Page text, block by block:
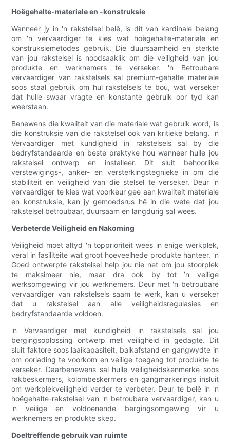
Hoëgehalte-materiale en -konstruksie
Wanneer jy in 'n rakstelsel belê, is dit van kardinale belang
om 'n vervaardiger te kies wat hoëgehalte-materiale en
konstruksiemetodes gebruik. Die duursaamheid en sterkte
van jou rakstelsel is noodsaaklik om die veiligheid van jou
produkte en werknemers te verseker. 'n Betroubare
vervaardiger van rakstelsels sal premium-gehalte materiale
soos staal gebruik om hul rakstelsels te bou, wat verseker
dat hulle swaar vragte en konstante gebruik oor tyd kan
weerstaan.
Benewens die kwaliteit van die materiale wat gebruik word, is
die konstruksie van die rakstelsel ook van kritieke belang. 'n
Vervaardiger met kundigheid in rakstelsels sal by die
bedryfstandaarde en beste praktyke hou wanneer hulle jou
rakstelsel ontwerp en installeer. Dit sluit behoorlike
verstewigings-, anker- en versterkingstegnieke in om die
stabiliteit en veiligheid van die stelsel te verseker. Deur 'n
vervaardiger te kies wat voorkeur gee aan kwaliteit materiale
en konstruksie, kan jy gemoedsrus hê in die wete dat jou
rakstelsel betroubaar, duursaam en langdurig sal wees.
Verbeterde Veiligheid en Nakoming
Veiligheid moet altyd 'n topprioriteit wees in enige werkplek,
veral in fasiliteite wat groot hoeveelhede produkte hanteer. ’n
Goed ontwerpte rakstelsel help jou nie net om jou stoorplek
te maksimeer nie, maar dra ook by tot ’n veilige
werksomgewing vir jou werknemers. Deur met 'n betroubare
vervaardiger van rakstelsels saam te werk, kan u verseker
dat u rakstelsel aan alle veiligheidsregulasies en
bedryfstandaarde voldoen.
'n Vervaardiger met kundigheid in rakstelsels sal jou
bergingsoplossing ontwerp met veiligheid in gedagte. Dit
sluit faktore soos laaikapasiteit, balkafstand en gangwydte in
om oorlading te voorkom en veilige toegang tot produkte te
verseker. Daarbenewens sal hulle veiligheidskenmerke soos
rakbeskermers, kolombeskermers en gangmarkerings insluit
om werkplekveiligheid verder te verbeter. Deur te belê in 'n
hoëgehalte-rakstelsel van 'n betroubare vervaardiger, kan u
'n veilige en voldoenende bergingsomgewing vir u
werknemers en produkte skep.
Doeltreffende gebruik van ruimte